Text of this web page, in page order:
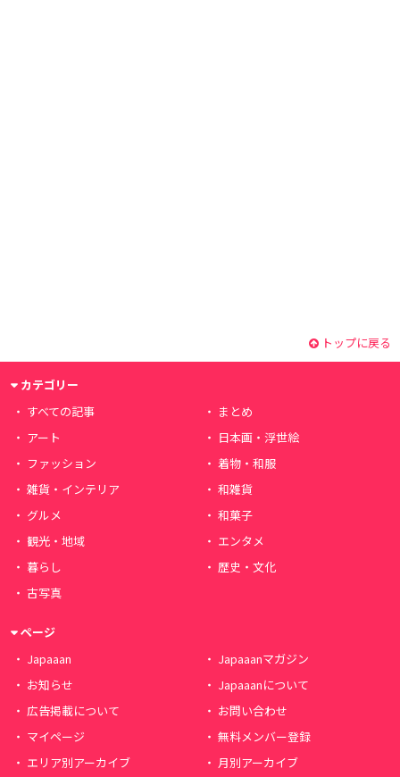
トップに戻る
カテゴリー
すべての記事
まとめ
アート
日本画・浮世絵
ファッション
着物・和服
雑貨・インテリア
和雑貨
グルメ
和菓子
観光・地域
エンタメ
暮らし
歴史・文化
古写真
ページ
Japaaan
Japaaanマガジン
お知らせ
Japaaanについて
広告掲載について
お問い合わせ
マイページ
無料メンバー登録
エリア別アーカイブ
月別アーカイブ